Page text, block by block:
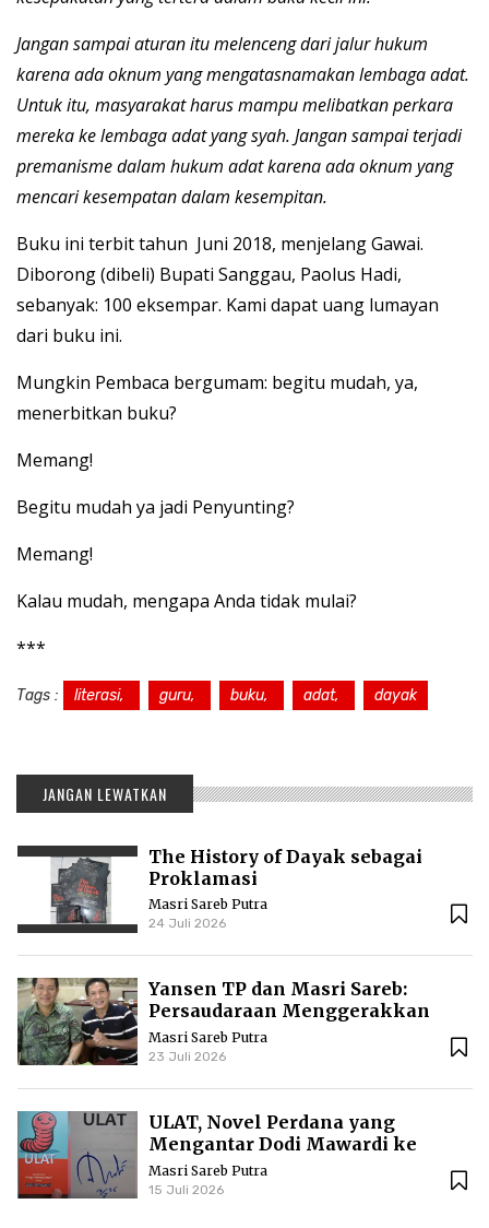
Jangan sampai aturan itu melenceng dari jalur hukum
karena ada oknum yang mengatasnamakan lembaga adat.
Untuk itu, masyarakat harus mampu melibatkan perkara
mereka ke lembaga adat yang syah. Jangan sampai terjadi
premanisme dalam hukum adat karena ada oknum yang
mencari kesempatan dalam kesempitan.
Buku ini terbit tahun Juni 2018, menjelang Gawai.
Diborong (dibeli) Bupati Sanggau, Paolus Hadi,
sebanyak: 100 eksempar. Kami dapat uang lumayan
dari buku ini.
Mungkin Pembaca bergumam: begitu mudah, ya,
menerbitkan buku?
Memang!
Begitu mudah ya jadi Penyunting?
Memang!
Kalau mudah, mengapa Anda tidak mulai?
***
Tags : literasi, guru, buku, adat, dayak
JANGAN LEWATKAN
The History of Dayak sebagai
Proklamasi
Masri Sareb Putra
24 Juli 2026
Yansen TP dan Masri Sareb:
Persaudaraan Menggerakkan
Literasi Borneo
Masri Sareb Putra
23 Juli 2026
ULAT, Novel Perdana yang
Mengantar Dodi Mawardi ke
Puncak Karier Kepenulisan
Masri Sareb Putra
15 Juli 2026